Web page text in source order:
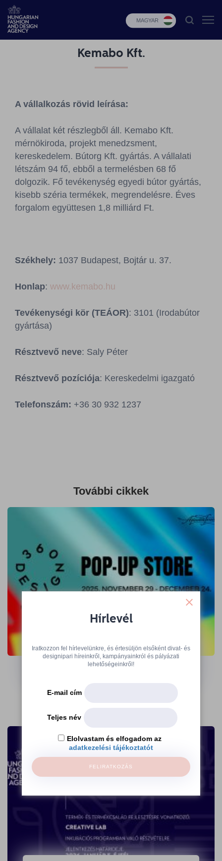
MAGYAR
Design
Budapest
Select
Hírek
Pályázatok
Kemabo Kft.
A vállalkozás rövid leírása:
A vállalat két részlegből áll. Kemabo Kft.
mérnökiroda, projekt menedzsment,
kereskedelem. Bútorg Kft. gyártás. A vállalati
létszám 94 fő, ebből a termelésben 68 fő
dolgozik. Fő tevékenység egyedi bútor gyártás,
kisebb széria termékek, megrendelésre. Éves
forgalom együttesen 1,8 milliárd Ft.
Székhely: 1037 Budapest, Bojtár u. 37.
Honlap: www.kemabo.hu
Tevékenységi kör (TEÁOR): 3101 (Irodabútor
gyártása)
Résztvevő neve: Saly Péter
Résztvevő pozíciója: Kereskedelmi igazgató
Telefonszám: +36 30 932 1237
További cikkek
A 360 Design Budapest kiállítói várnak
az Ajándék Terminálon
Hírlevél
Iratkozzon fel hírlevelünkre, és értesüljön elsőként divat- és
designipari híreinkről, kampányainkról és pályázati
lehetőségeinkről!
E-mail cím
Teljes név
Elolvastam és elfogadom az
adatkezelési tájékoztatót
FELIRATKOZÁS